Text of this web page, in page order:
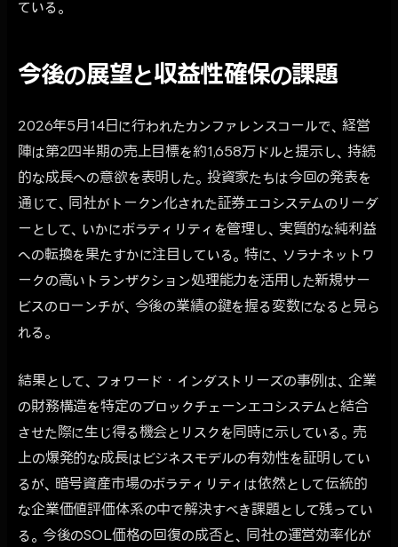
ている。
今後の展望と収益性確保の課題
2026年5月14日に行われたカンファレンスコールで、経営
陣は第2四半期の売上目標を約1,658万ドルと提示し、持続
的な成長への意欲を表明した。投資家たちは今回の発表を
通じて、同社がトークン化された証券エコシステムのリーダ
ーとして、いかにボラティリティを管理し、実質的な純利益
への転換を果たすかに注目している。特に、ソラナネットワ
ークの高いトランザクション処理能力を活用した新規サー
ビスのローンチが、今後の業績の鍵を握る変数になると見ら
れる。
結果として、フォワード・インダストリーズの事例は、企業
の財務構造を特定のブロックチェーンエコシステムと結合
させた際に生じ得る機会とリスクを同時に示している。売
上の爆発的な成長はビジネスモデルの有効性を証明してい
るが、暗号資産市場のボラティリティは依然として伝統的
な企業価値評価体系の中で解決すべき課題として残ってい
る。今後のSOL価格の回復の成否と、同社の運営効率化が